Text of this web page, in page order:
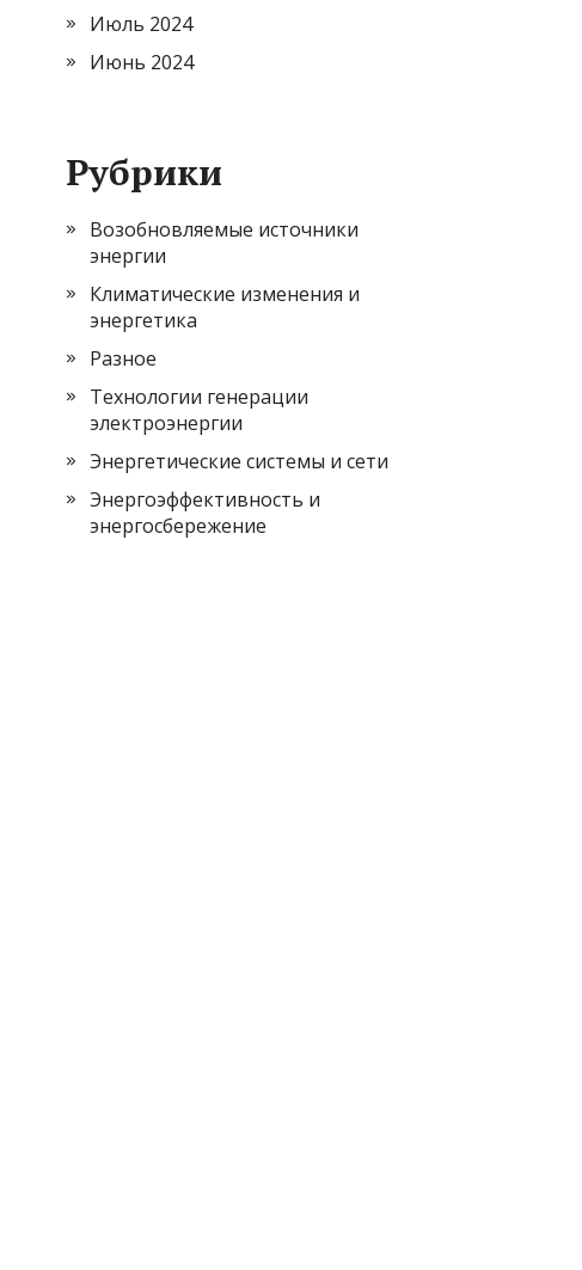
Июль 2024
Июнь 2024
Рубрики
Возобновляемые источники
энергии
Климатические изменения и
энергетика
Разное
Технологии генерации
электроэнергии
Энергетические системы и сети
Энергоэффективность и
энергосбережение